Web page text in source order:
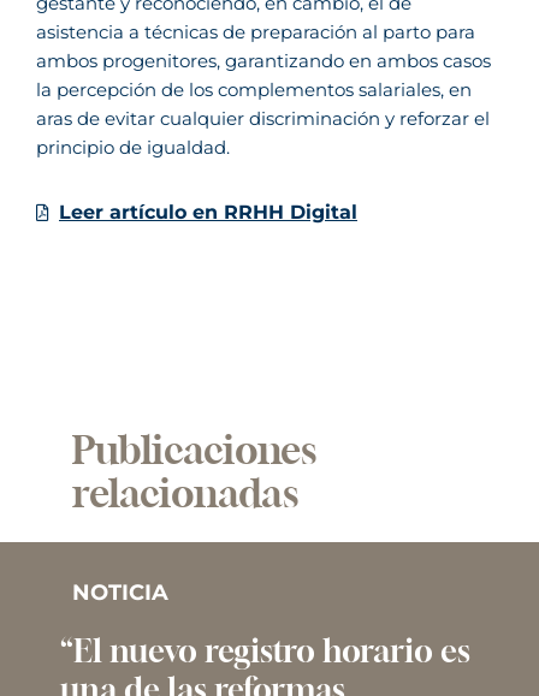
asistencia a técnicas de preparación al parto para
ambos progenitores, garantizando en ambos casos
la percepción de los complementos salariales, en
aras de evitar cualquier discriminación y reforzar el
principio de igualdad.
Leer artículo en RRHH Digital
Publicaciones
relacionadas
NOTICIA
“El nuevo registro horario es